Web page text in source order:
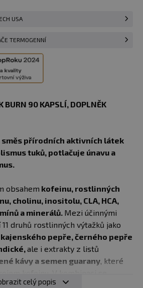
USA
TERMOGENNÍ
BURN 90 KAPSLÍ, DOPLNĚK
směs přírodních aktivních látek
tuků, potlačuje únavu a
obsahem kofeinu, rostlinných
cholinu, inositolu, CLA, HCA,
a minerálů. Mezi účinnými
druhů rostlinných výtažků jako
pepře, černého pepře
ale i extrakty z listů
kávy a semen guarany, které
tréninkovým plánem a upravenou
celý popis